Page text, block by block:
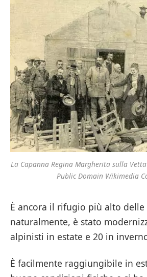
La Capanna Regina Margherita sulla
Public Domain Wikimedia
È ancora il rifugio più alto delle
naturalmente, è stato
alpinisti in estate e 20 in
È facilmente raggiungibile in